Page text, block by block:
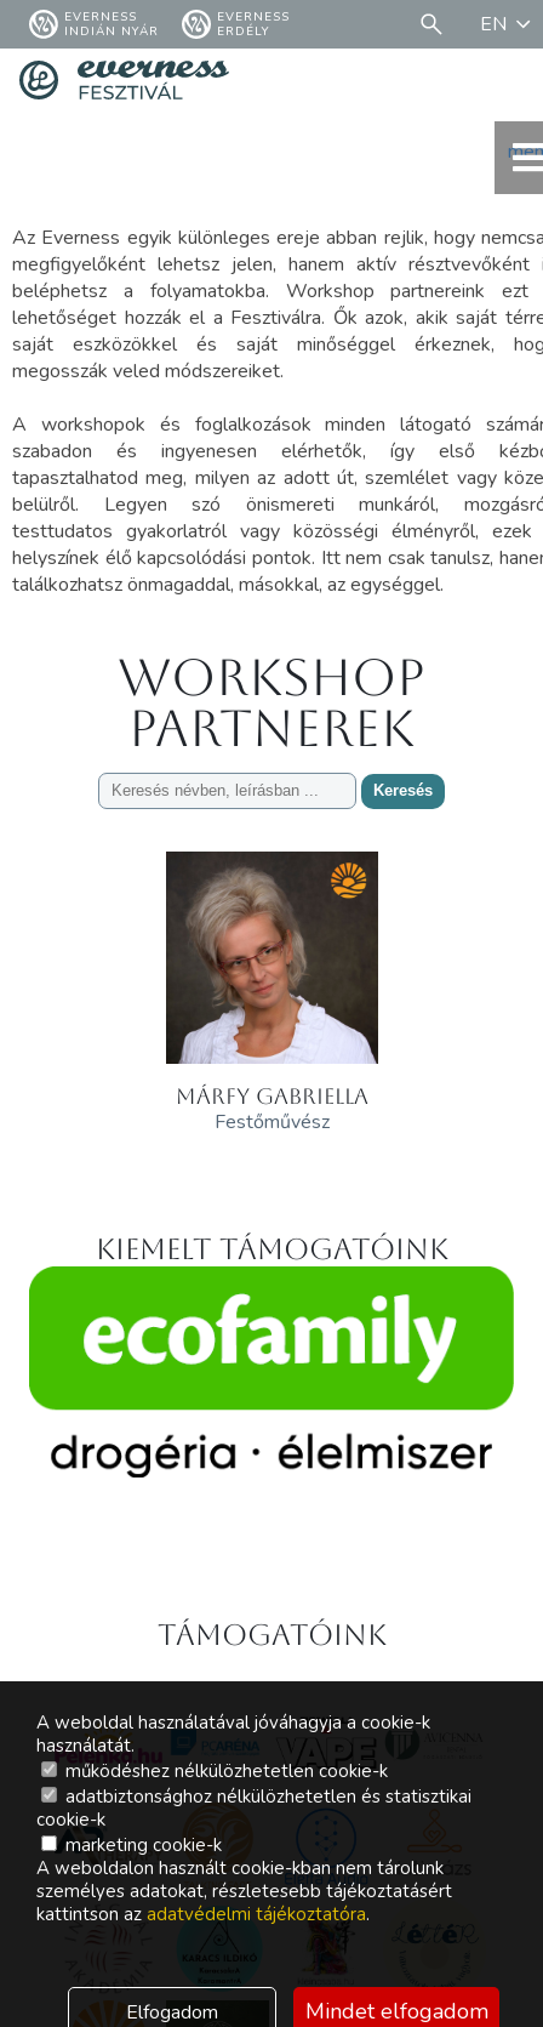
EVERNESS
INDIÁN NYÁR
EVERNESS
ERDÉLY
EN
Az Everness egyik különleges ereje abban rejlik, hogy
megfigyelőként lehetsz jelen, hanem aktív résztvevőként
beléphetsz a folyamatokba. Workshop partnereink ezt
lehetőséget hozzák el a Fesztiválra. Ők azok, akik saját
saját eszközökkel és saját minőséggel érkeznek,
megosszák veled módszereiket.
A workshopok és foglalkozások minden látogató
szabadon és ingyenesen elérhetők, így első
tapasztalhatod meg, milyen az adott út, szemlélet vagy
belülről. Legyen szó önismereti munkáról,
testtudatos gyakorlatról vagy közösségi élményről, ezek
helyszínek élő kapcsolódási pontok. Itt nem csak tanulsz,
találkozhatsz önmagaddal, másokkal, az egységgel.
Workshop
partnerek
Keresés
MÁRFY GABRIELLA
Festőművész
Kiemelt támogatóink
Támogatóink
A weboldal használatával jóváhagyja a cookie-k
használatát.
működéshez nélkülözhetetlen cookie-k
adatbiztonsághoz nélkülözhetetlen és statisztikai
cookie-k
marketing cookie-k
A weboldalon használt cookie-kban nem tárolunk
személyes adatokat, részletesebb tájékoztatásért
kattintson az adatvédelmi tájékoztatóra.
Elfogadom Mindet elfogadom